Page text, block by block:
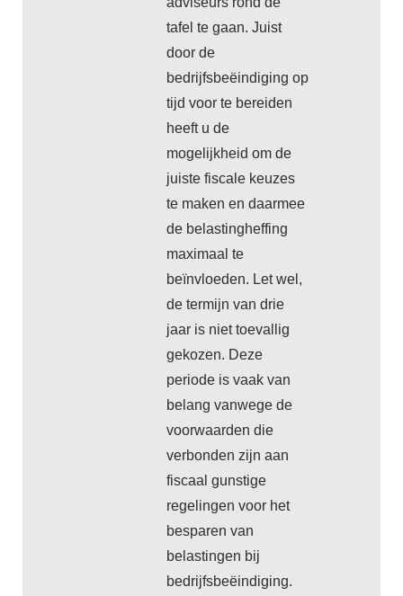
tafel te gaan. Juist
door de
bedrijfsbeëindiging op
tijd voor te bereiden
heeft u de
mogelijkheid om de
juiste fiscale keuzes
te maken en daarmee
de belastingheffing
maximaal te
beïnvloeden. Let wel,
de termijn van drie
jaar is niet toevallig
gekozen. Deze
periode is vaak van
belang vanwege de
voorwaarden die
verbonden zijn aan
fiscaal gunstige
regelingen voor het
besparen van
belastingen bij
bedrijfsbeëindiging.